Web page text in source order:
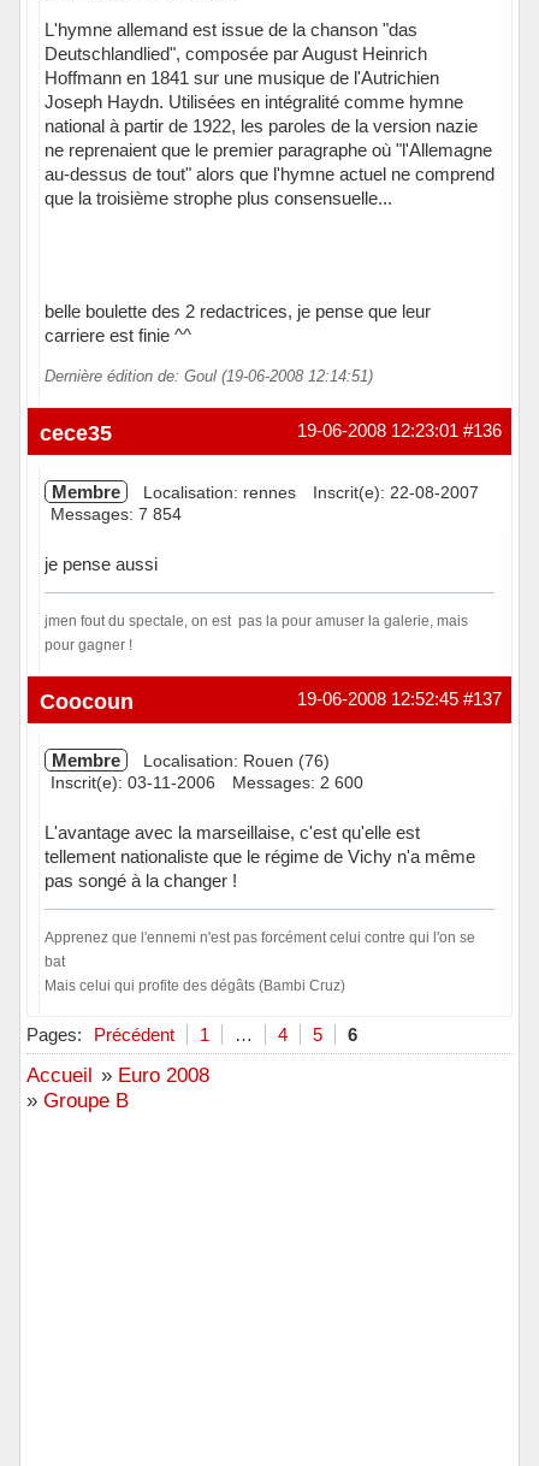
L'hymne allemand est issue de la chanson "das
Deutschlandlied", composée par August Heinrich
Hoffmann en 1841 sur une musique de l'Autrichien
Joseph Haydn. Utilisées en intégralité comme hymne
national à partir de 1922, les paroles de la version nazie
ne reprenaient que le premier paragraphe où "l'Allemagne
au-dessus de tout" alors que l'hymne actuel ne comprend
que la troisième strophe plus consensuelle...
belle boulette des 2 redactrices, je pense que leur
carriere est finie ^^
Dernière édition de: Goul (19-06-2008 12:14:51)
Hors ligne #136
19-06-2008 12:23:01
cece35
Membre Localisation: rennes
Inscrit(e): 22-08-2007
Messages: 7 854
je pense aussi
jmen fout du spectale, on est pas la pour amuser la galerie, mais
pour gagner !
Hors ligne #137
19-06-2008 12:52:45
Coocoun
Membre
Localisation: Rouen (76)
Inscrit(e): 03-11-2006
Messages: 2 600
L'avantage avec la marseillaise, c'est qu'elle est
tellement nationaliste que le régime de Vichy n'a même
pas songé à la changer !
Apprenez que l'ennemi n'est pas forcément celui contre qui l'on se
bat
Mais celui qui profite des dégâts (Bambi Cruz)
Hors ligne
Pages: Précédent 1 … 4 5 6
Accueil » Euro 2008
» Groupe B